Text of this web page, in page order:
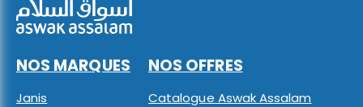
NOS MARQUES
Janis
NOS OFFRES
Catalogue Aswak Assalam